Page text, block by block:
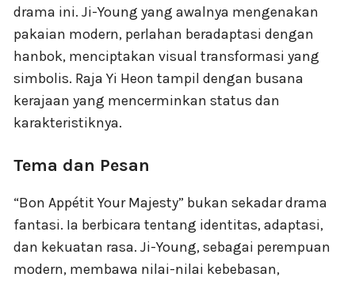
drama ini. Ji-Young yang awalnya mengenakan
pakaian modern, perlahan beradaptasi dengan
hanbok, menciptakan visual transformasi yang
simbolis. Raja Yi Heon tampil dengan busana
kerajaan yang mencerminkan status dan
karakteristiknya.
Tema dan Pesan
“Bon Appétit Your Majesty” bukan sekadar drama
fantasi. Ia berbicara tentang identitas, adaptasi,
dan kekuatan rasa. Ji-Young, sebagai perempuan
modern, membawa nilai-nilai kebebasan,